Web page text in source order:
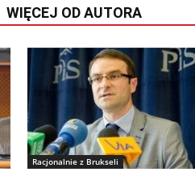
WIĘCEJ OD AUTORA
Racjonalnie z Brukseli